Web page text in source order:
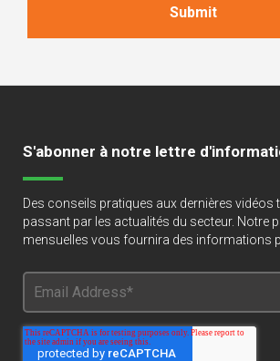
S'abonner à notre lettre
Des conseils pratiques aux dernières vidéos
passant par les actualités du secteur. Notre
mensuelles vous fournira des informations